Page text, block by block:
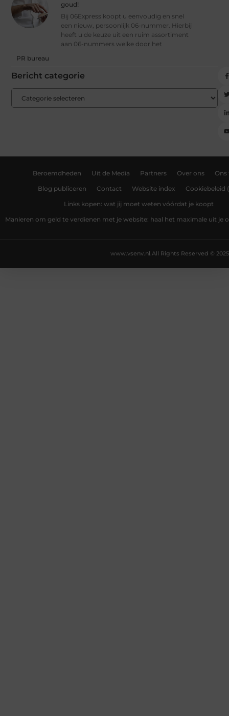
goud!
Bij 06Express koopt u eenvoudig en snel
een nieuw, persoonlijk 06-nummer. Hierbij
heeft u de keuze uit een ruim assortiment
aan 06-nummers welke door het
PR bureau
Bericht categorie
Beroemdheden Uit de Media Partners Over ons Ons
Blog publiceren Contact Website index Cookiebeleid
Links kopen: wat jij moet weten vóórdat je koopt
Manieren om geld te verdienen met je website: haal het maximale uit je
All Rights Reserved © 2025
www.vsenv.nl.